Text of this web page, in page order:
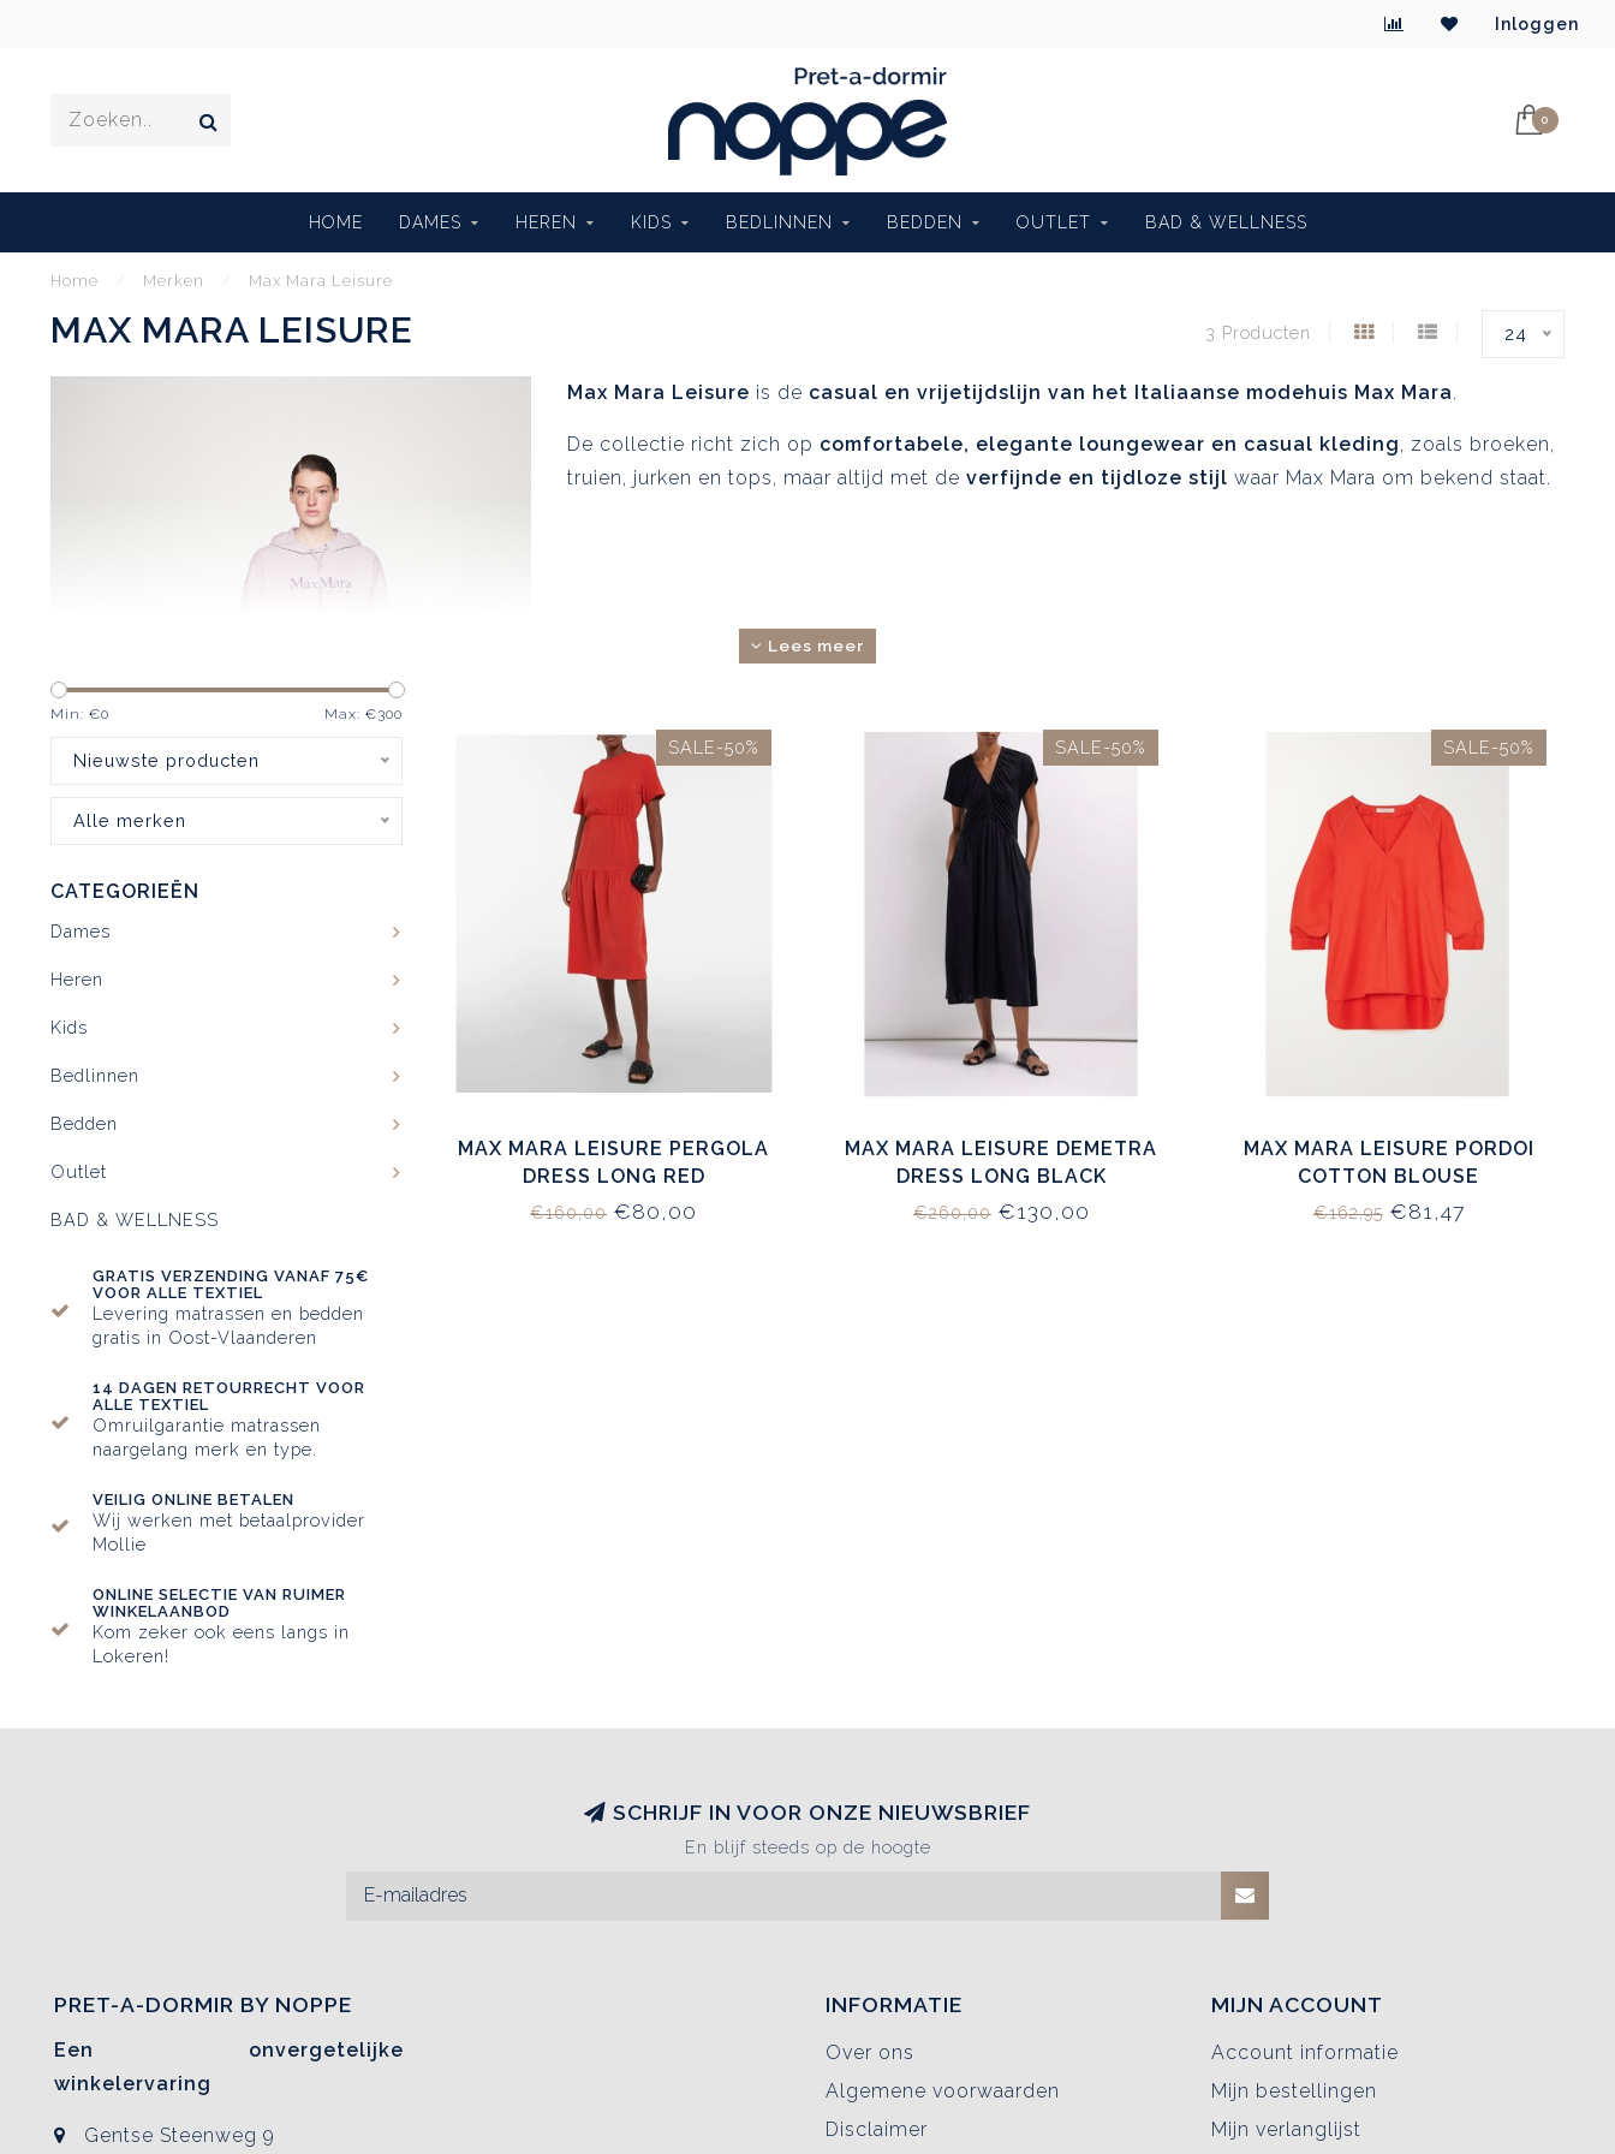
Inloggen
0
HOME DAMES HEREN KIDS BEDLINNEN BEDDEN OUTLET BAD & WELLNESS
Home Merken Max Mara Leisure
MAX MARA LEISURE 3 Producten 24
Max Mara Leisure is de casual en vrijetijdslijn van het Italiaanse modehuis Max Mara.
De collectie richt zich op comfortabele, elegante loungewear en casual kleding, zoals broeken,
truien, jurken en tops, maar altijd met de verfijnde en tijdloze stijl waar Max Mara om bekend staat.
Lees meer
Min: €0 Max: €300
Nieuwste producten
Alle merken
CATEGORIEËN
Dames
Heren
Kids
Bedlinnen
Bedden
Outlet
BAD & WELLNESS
GRATIS VERZENDING VANAF 75€
VOOR ALLE TEXTIEL
Levering matrassen en bedden
gratis in Oost-Vlaanderen
14 DAGEN RETOURRECHT VOOR
ALLE TEXTIEL
Omruilgarantie matrassen
naargelang merk en type.
VEILIG ONLINE BETALEN
Wij werken met betaalprovider
Mollie
ONLINE SELECTIE VAN RUIMER
WINKELAANBOD
Kom zeker ook eens langs in
Lokeren!
SALE-50%
MAX MARA LEISURE PERGOLA
DRESS LONG RED
€160,00€80,00
SALE-50%
MAX MARA LEISURE DEMETRA
DRESS LONG BLACK
€260,00€130,00
SALE-50%
MAX MARA LEISURE PORDOI
COTTON BLOUSE
€162,95€81,47
SCHRIJF IN VOOR ONZE NIEUWSBRIEF
En blijf steeds op de hoogte
PRET-A-DORMIR BY NOPPE
Een onvergetelijke
winkelervaring
Gentse Steenweg 9
INFORMATIE
Over ons
Algemene voorwaarden
Disclaimer
MIJN ACCOUNT
Account informatie
Mijn bestellingen
Mijn verlanglijst